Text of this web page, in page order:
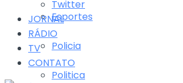
Esportes
Policia
Politica
Twitter
JORNAL
RÁDIO
TV
CONTATO